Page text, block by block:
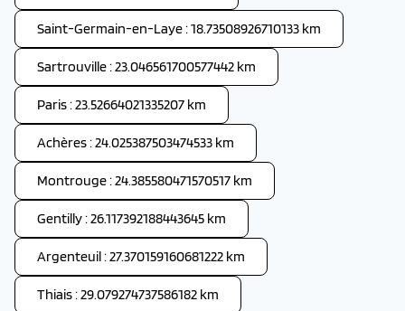
Saint-Germain-en-Laye : 18.73508926710133 km
Sartrouville : 23.046561700577442 km
Paris : 23.52664021335207 km
Achères : 24.025387503474533 km
Montrouge : 24.385580471570517 km
Gentilly : 26.117392188443645 km
Argenteuil : 27.370159160681222 km
Thiais : 29.079274737586182 km